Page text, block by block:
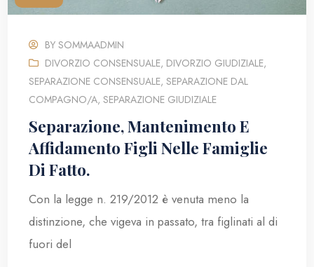
BYSOMMAADMIN
DIVORZIO CONSENSUALE, DIVORZIO GIUDIZIALE,
SEPARAZIONE CONSENSUALE,SEPARAZIONE DAL
COMPAGNO/A,SEPARAZIONE GIUDIZIALE
Separazione, Mantenimento E
Affidamento Figli Nelle Famiglie
Di Fatto.
Con la legge n. 219/2012 è venuta meno la
distinzione, che vigeva in passato, tra figlinati al di
fuori del